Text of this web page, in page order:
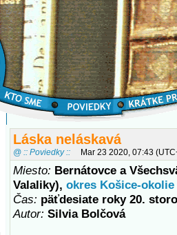
Láska neláskavá
@ :: Poviedky :: Mar 23 2020, 07:43
Miesto: Bernátovce a
Valaliky), okres Košice-okolie
Čas: päťdesiate roky 20.
Autor: Silvia Bolčová